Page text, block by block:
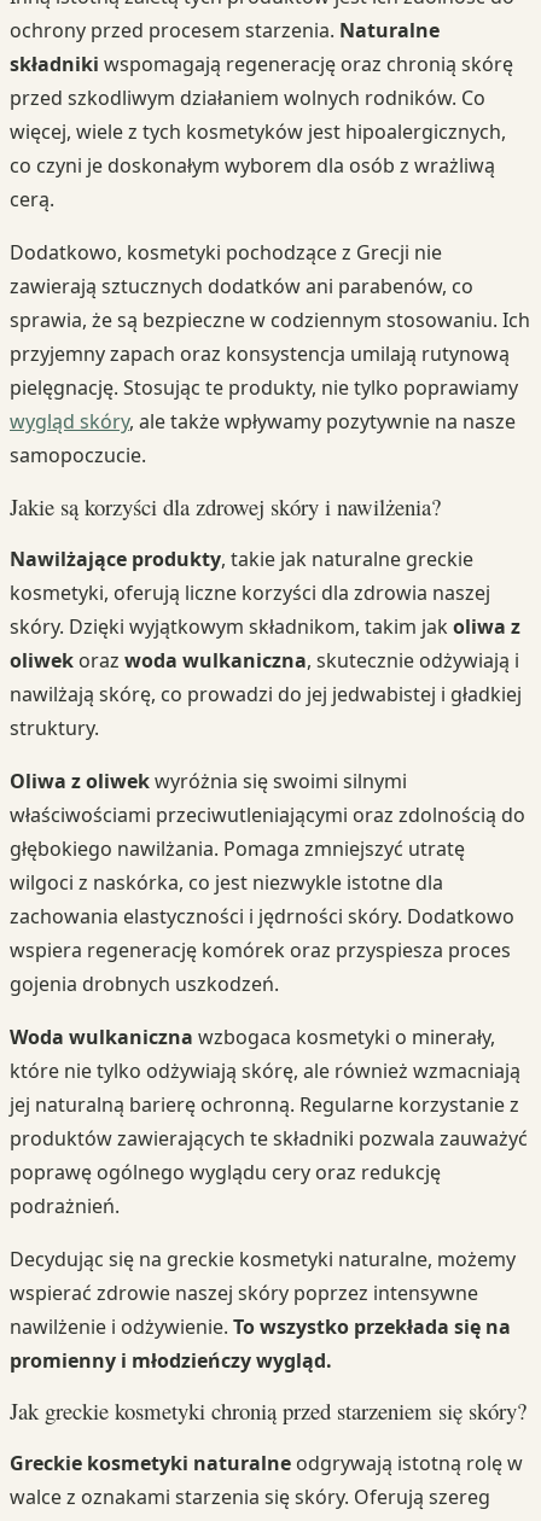
ochrony przed procesem starzenia. Naturalne
składniki wspomagają regenerację oraz chronią skórę
przed szkodliwym działaniem wolnych rodników. Co
więcej, wiele z tych kosmetyków jest hipoalergicznych,
co czyni je doskonałym wyborem dla osób z wrażliwą
cerą.
Dodatkowo, kosmetyki pochodzące z Grecji nie
zawierają sztucznych dodatków ani parabenów, co
sprawia, że są bezpieczne w codziennym stosowaniu. Ich
przyjemny zapach oraz konsystencja umilają rutynową
pielęgnację. Stosując te produkty, nie tylko poprawiamy
wygląd skóry, ale także wpływamy pozytywnie na nasze
samopoczucie.
Jakie są korzyści dla zdrowej skóry i nawilżenia?
Nawilżające produkty, takie jak naturalne greckie
kosmetyki, oferują liczne korzyści dla zdrowia naszej
skóry. Dzięki wyjątkowym składnikom, takim jak oliwa z
oliwek oraz woda wulkaniczna, skutecznie odżywiają i
nawilżają skórę, co prowadzi do jej jedwabistej i gładkiej
struktury.
Oliwa z oliwekwyróżnia się swoimi silnymi
właściwościami przeciwutleniającymi oraz zdolnością do
głębokiego nawilżania. Pomaga zmniejszyć utratę
wilgoci z naskórka, co jest niezwykle istotne dla
zachowania elastyczności i jędrności skóry. Dodatkowo
wspiera regenerację komórek oraz przyspiesza proces
gojenia drobnych uszkodzeń.
Woda wulkaniczna wzbogaca kosmetyki o minerały,
które nie tylko odżywiają skórę, ale również wzmacniają
jej naturalną barierę ochronną. Regularne korzystanie z
produktów zawierających te składniki pozwala zauważyć
poprawę ogólnego wyglądu cery oraz redukcję
podrażnień.
Decydując się na greckie kosmetyki naturalne, możemy
wspierać zdrowie naszej skóry poprzez intensywne
nawilżenie i odżywienie. To wszystko przekłada się na
promienny i młodzieńczy wygląd.
Jak greckie kosmetyki chronią przed starzeniem się skóry?
Greckie kosmetyki naturalne odgrywają istotną rolę w
walce z oznakami starzenia się skóry. Oferują szereg